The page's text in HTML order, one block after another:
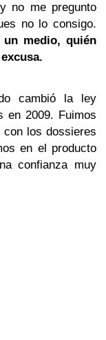
no me pregunto
no lo consigo.
un medio, quién
cambió la ley
en 2009. Fuimos
los dossieres
en el producto
confianza muy